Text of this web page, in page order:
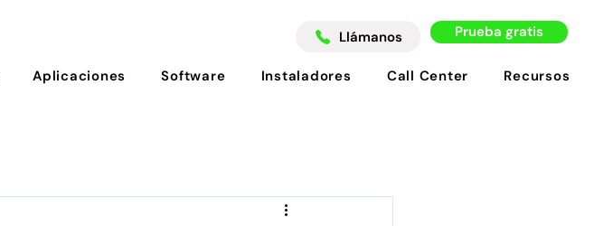
Llámanos Prueba gratis
Aplicaciones Software Instaladores Call Center Recursos